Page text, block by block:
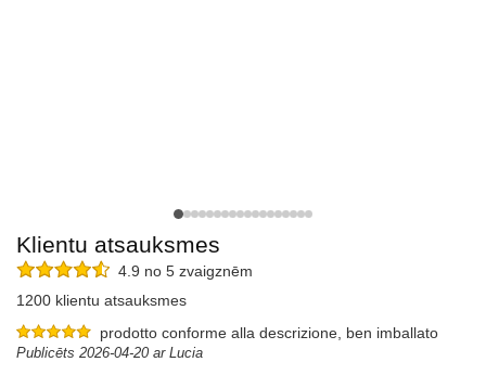
Klientu atsauksmes
4.9 no 5 zvaigznēm
1200 klientu atsauksmes
prodotto conforme alla descrizione, ben imballato
Publicēts 2026-04-20 ar Lucia